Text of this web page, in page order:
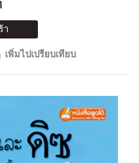
า
เพิ่มไปเปรียบเทียบ